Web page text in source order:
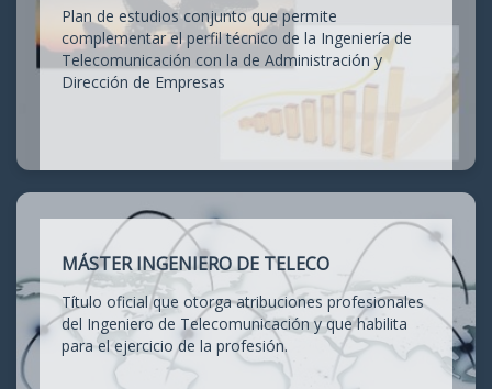
Plan de estudios conjunto que permite
complementar el perfil técnico de la Ingeniería de
Telecomunicación con la de Administración y
Dirección de Empresas
MÁSTER INGENIERO DE TELECO
Título oficial que otorga atribuciones profesionales
del Ingeniero de Telecomunicación y que habilita
para el ejercicio de la profesión.